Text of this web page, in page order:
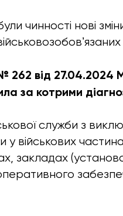
чинності нові
від 27.04.2024
за котрими
служби з
у військових
закладах
оперативного